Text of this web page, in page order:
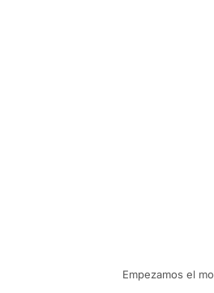
Empezamos el